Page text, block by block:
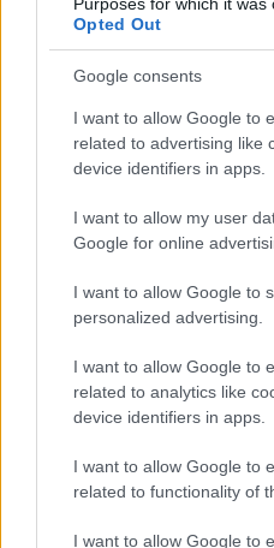
Opted Out
Google consents
I want to allow Google to
related to advertising like
device identifiers in apps.
I want to allow my user
Google for online
I want to allow Google to
personalized advertising.
I want to allow Google to
related to analytics like
device identifiers in apps.
I want to allow Google to
related to functionality of
I want to allow Google to
2023. július 10. 5:38
„A helyzet szinte
A képviselők a